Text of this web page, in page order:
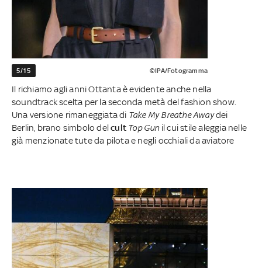
5/15 ©IPA/Fotogramma
Il richiamo agli anni Ottanta è evidente anche nella
soundtrack scelta per la seconda metà del fashion show.
Una versione rimaneggiata di Take My Breathe Awaydei
Berlin, brano simbolo delcult Top Gunil cui stile aleggia nelle
già menzionate tute da pilota e negli occhiali da aviatore